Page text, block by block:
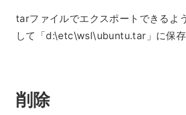
tarファイルでエクスポートできるよ
して「d:\etc\wsl\ubuntu.tar」に保存
削除